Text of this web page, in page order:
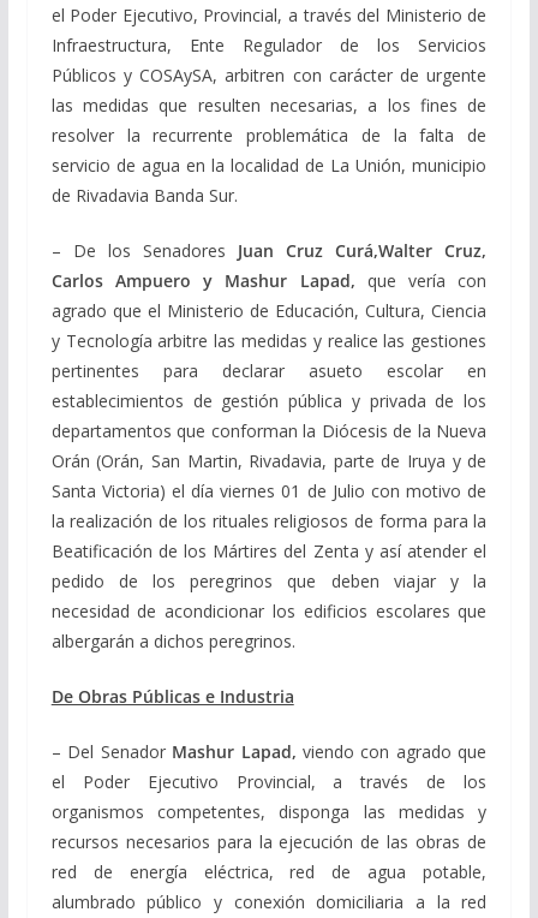
el Poder Ejecutivo, Provincial, a través del Ministerio de
Infraestructura, Ente Regulador de los Servicios
Públicos y COSAySA, arbitren con carácter de urgente
las medidas que resulten necesarias, a los fines de
resolver la recurrente problemática de la falta de
servicio de agua en la localidad de La Unión, municipio
de Rivadavia Banda Sur.
– De los Senadores Juan Cruz Curá,Walter Cruz,
Carlos Ampuero y Mashur Lapad, que vería con
agrado que el Ministerio de Educación, Cultura, Ciencia
y Tecnología arbitre las medidas y realice las gestiones
pertinentes para declarar asueto escolar en
establecimientos de gestión pública y privada de los
departamentos que conforman la Diócesis de la Nueva
Orán (Orán, San Martin, Rivadavia, parte de Iruya y de
Santa Victoria) el día viernes 01 de Julio con motivo de
la realización de los rituales religiosos de forma para la
Beatificación de los Mártires del Zenta y así atender el
pedido de los peregrinos que deben viajar y la
necesidad de acondicionar los edificios escolares que
albergarán a dichos peregrinos.
De Obras Públicas e Industria
– Del Senador Mashur Lapad, viendo con agrado que
el Poder Ejecutivo Provincial, a través de los
organismos competentes, disponga las medidas y
recursos necesarios para la ejecución de las obras de
red de energía eléctrica, red de agua potable,
alumbrado público y conexión domiciliaria a la red